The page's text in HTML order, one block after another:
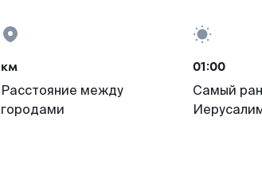
км
Расстояние между
городами
01:00
Самый